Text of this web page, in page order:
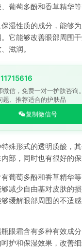
葡萄多酚和香草精华等
湿性质的成分，能够
它能够改善眼部周围
滋润。
11715616
微信，免费一对一护肤咨询
题、推荐适合的护肤品
复制微信号
殊形式的透明质酸，
部，同时也有很好的保
葡萄多酚和香草精华
减少自由基对皮肤的
缓解眼部周围的不适
眼霜含有多种有效成
护和保湿效果，改善